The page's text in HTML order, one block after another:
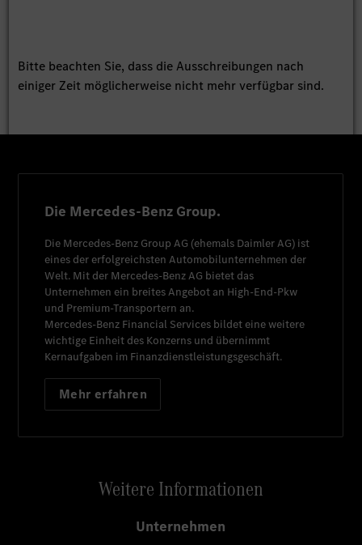
Bitte beachten Sie, dass die Ausschreibungen nach
einiger Zeit möglicherweise nicht mehr verfügbar sind.
Die Mercedes-Benz Group.
Die Mercedes-Benz Group AG (ehemals Daimler AG) ist
eines der erfolgreichsten Automobilunternehmen der
Welt. Mit der Mercedes-Benz AG bietet das
Unternehmen ein breites Angebot an High-End-Pkw
und Premium-Transportern an.
Mercedes-Benz Financial Services bildet eine weitere
wichtige Einheit des Konzerns und übernimmt
Kernaufgaben im Finanzdienstleistungsgeschäft.
Mehr erfahren
Weitere Informationen
Unternehmen